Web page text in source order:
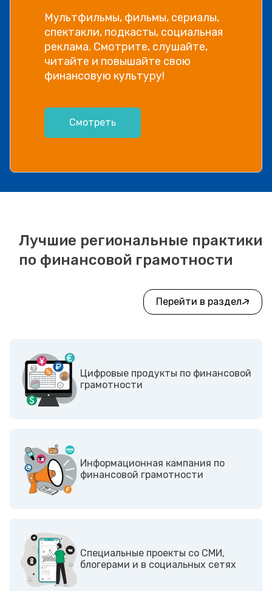
Мультфильмы, фильмы, сериалы,
спектакли, подкасты, социальная
реклама. Смотрите, слушайте,
читайте и повышайте свою
финансовую культуру!
Смотреть
Лучшие региональные практики
по финансовой грамотности
Перейти в раздел
Цифровые продукты по финансовой
грамотности
Информационная кампания по
финансовой грамотности
Cпециальные проекты со СМИ,
блогерами и в социальных сетях